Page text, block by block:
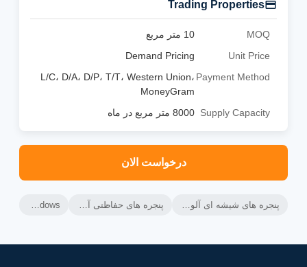
Trading Properties
MOQ
10 متر مربع
Unit Price
Demand Pricing
Payment Method L/C، D/A، D/P، T/T، Western Union،
MoneyGram
Supply Capacity 8000 متر مربع در ماه
درخواست الان
پنجره های شیشه ای آلومینیومی,پنجره های کششی افقی آلومینیومی,پنجره های کشویی شیشه ای آلومینیومی پنجره های حفاظتی آلومینیومی,عایق حرارتی پنجره های آلومینیومی,جعبه پنجره جایگزین Swingnt Aluminium Glass Sliding Windows